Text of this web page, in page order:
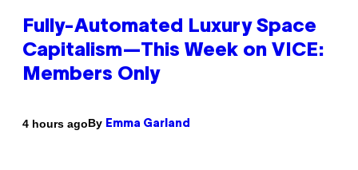
Fully-Automated Luxury Space
Capitalism—This Week on VICE:
Members Only
4 hours agoBy Emma Garland